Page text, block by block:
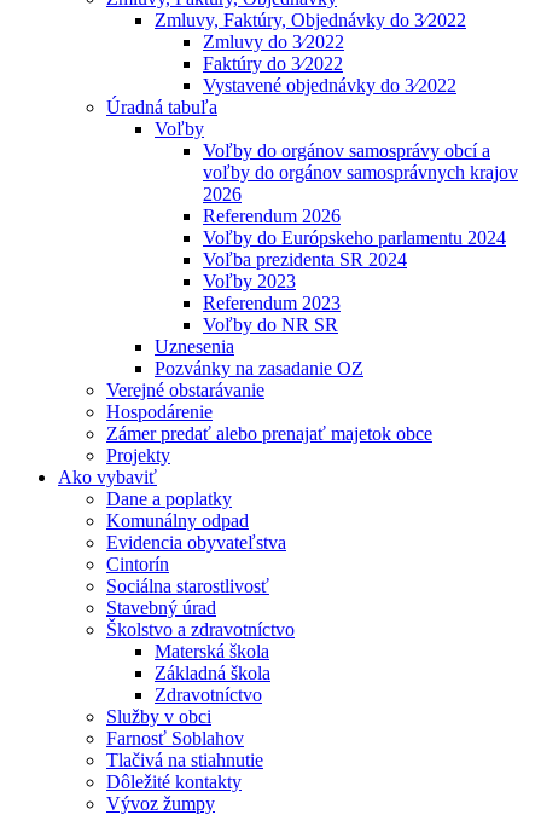
Zmluvy, Faktúry, Objednávky do 3⁄2022
Zmluvy do 3⁄2022
Faktúry do 3⁄2022
Vystavené objednávky do 3⁄2022
Úradná tabuľa
Voľby
Voľby do orgánov samosprávy obcí a
voľby do orgánov samosprávnych krajov
2026
Referendum 2026
Voľby do Európskeho parlamentu 2024
Voľba prezidenta SR 2024
Voľby 2023
Referendum 2023
Voľby do NR SR
Uznesenia
Pozvánky na zasadanie OZ
Verejné obstarávanie
Hospodárenie
Zámer predať alebo prenajať majetok obce
Projekty
Ako vybaviť
Dane a poplatky
Komunálny odpad
Evidencia obyvateľstva
Cintorín
Sociálna starostlivosť
Stavebný úrad
Školstvo a zdravotníctvo
Materská škola
Základná škola
Zdravotníctvo
Služby v obci
Farnosť Soblahov
Tlačivá na stiahnutie
Dôležité kontakty
Vývoz žumpy